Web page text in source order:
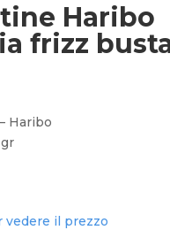
Haribo
frizz
Haribo
vedere il prezzo